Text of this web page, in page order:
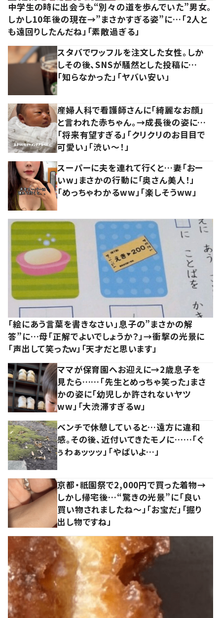
中学生の時に出会うも“別々の道を歩んでいた”男女。
しかし10年後の現在→”まさかすぎる姿”に…「2人と
も遠回りしたんだね」「素敵過ぎる」
スタバでワッフルを注文した女性。しか
しその後、SNSが騒然とした投稿に…
「知らなかった」「ヤバい安い」
産婦人科で看護師さんに「綺麗なお顔」
と言われた赤ちゃん。→成長後の姿に…
「将来有望すぎる」「クリクリのお目目で
可愛い」「渋い～！」
スーパーに夫を連れて行くと…妻「おー
いw」まさかの行動に「奥さん美人！」
「めっちゃわかるww」「楽しそうww」
「絵にあう言葉を書きなさい」息子の”まさかの解
答”に…母「正解でよいでしょうか？」→衝撃の光景に
「声出して笑ったｗ」「天才だと思います」
ママが保育園へお迎えに→2歳息子を
見たら……「先生とめっちゃ笑った」まさ
かの姿に「幼児しか許されないヤツ
ww」「大渋滞すぎるw」
ベンチで休憩していると…遠方に違和
感。その後、近付いてきたモノに……「ぐ
ぅわぁッッッ」「やばいよ…」
京都・祇園祭で2,000円で買った着物→
しかし帰宅後…“驚きの光景”に「良い
買い物されましたね～」「お宝だ」「掘り
出し物ですね」